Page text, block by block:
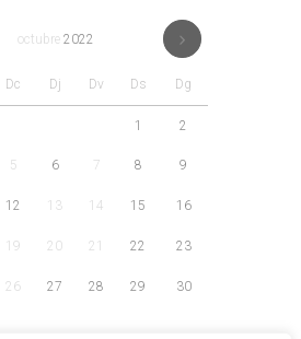
octubre 2022
Dc Dj Dv Ds Dg
1 2
5 6 7 8 9
12 13 14 15 16
19 20 21 22 23
26 27 28 29 30